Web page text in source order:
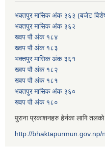
भक्तपुर मासिक अंक ३६३ (बजेट
भक्तपुर मासिक अंक ३६२
ख्वप पौ अंक १८४
ख्वप पौ अंक १८३
भक्तपुर मासिक अंक ३६१
ख्वप पौ अंक १८२
ख्वप पौ अंक १८१
भक्तपुर मासिक अंक ३६०
ख्वप पौ अंक १८०
पुराना प्रकाशनहरु हेर्नका लागि
http://bhaktapurmun.gov.np/